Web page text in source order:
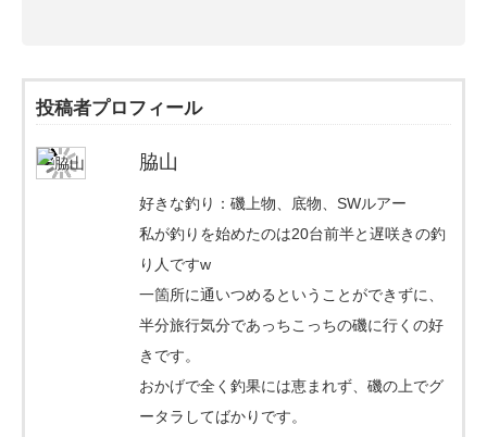
投稿者プロフィール
脇山
好きな釣り：磯上物、底物、SWルアー
私が釣りを始めたのは20台前半と遅咲きの釣
り人ですw
一箇所に通いつめるということができずに、
半分旅行気分であっちこっちの磯に行くの好
きです。
おかげで全く釣果には恵まれず、磯の上でグ
ータラしてばかりです。